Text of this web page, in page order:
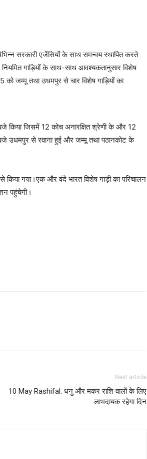
सरकारी एजेंसियों के साथ समन्वय स्थापित करते
नियमित गाड़ियों के साथ-साथ आवश्यकतानुसार विशेष
को जम्मू तथा उधमपुर से चार विशेष गाड़ियों का
किया जिसमें 12 कोच अनारक्षित श्रेणी के और 12
उधमपुर से रवाना हुई और जम्मू तथा पठानकोट के
गया।एक और वंदे भारत विशेष गाड़ी का परिचालन
पहुंचेगी।
Next article
10 May Rashifal: धनु और मकर राशि वालों के लिए
लाभदायक रहेगा दिन